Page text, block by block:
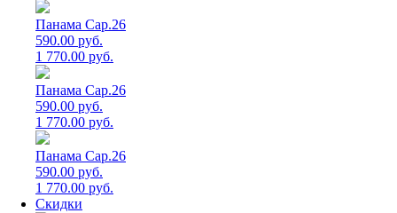
Панама Cap.26
590.00 руб.
1 770.00 руб.
Панама Cap.26
590.00 руб.
1 770.00 руб.
Панама Cap.26
590.00 руб.
1 770.00 руб.
Скидки